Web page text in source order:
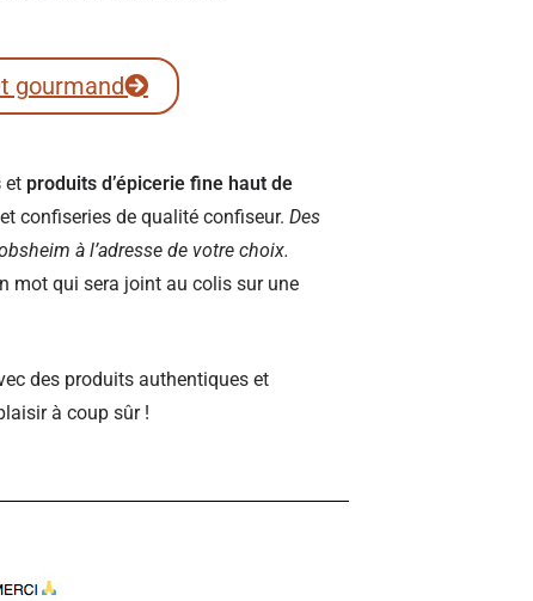
gourmand
et produits d’épicerie fine haut de
confiseries de qualité confiseur. Des
à l’adresse de votre choix.
mot qui sera joint au colis sur une
des produits authentiques et
à coup sûr !